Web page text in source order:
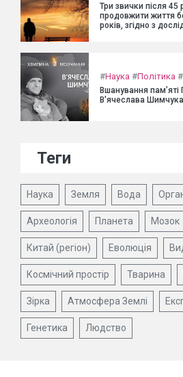
Три звички після 45
продовжити життя
років, згідно з
#Наука #Політика #
Вшанування пам’яті
В'ячеслава
Теги
Наука Земля Вода
Археологія Планета Мозок
Китай (регіон) Еволюція
Космічний простір Тварина
Зірка Атмосфера Землі
Генетика Людство